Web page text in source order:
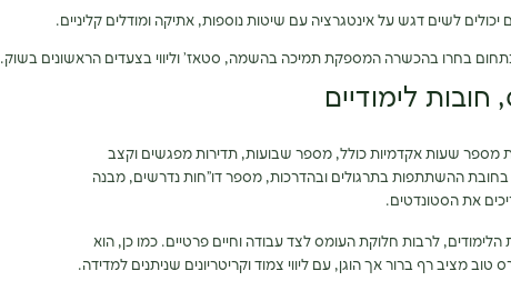
לשים דגש על אינטגרציה עם שיטות נוספות, אתיקה ומודלים קליניים.
בחרו בהכשרה המספקת תמיכה בהשמה, סטאז’ וליווי בצעדים הראשונים בשוק.
לימודיים
שעות אקדמיות כולל, מספר שבועות, תדירות מפגשים וקצב
בחובת ההשתתפות בתרגולים ובהדרכות, מספר דו”חות נדרשים, מבנה
את הסטונדטים.
לרבות חלוקת העומס לצד עבודה וחיים פרטיים. כמו כן, הוא
מציב רף ברור אך הוגן, עם ליווי צמוד וקריטריונים שניתנים למדידה.